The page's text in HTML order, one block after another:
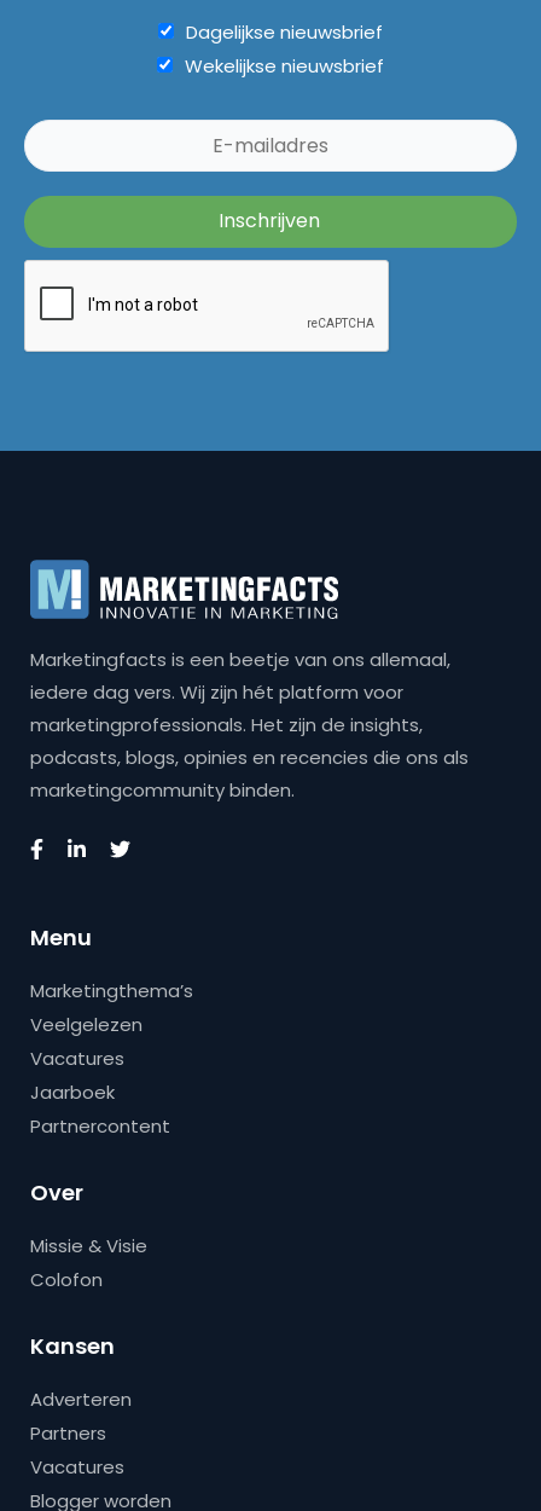
Dagelijkse nieuwsbrief
Wekelijkse nieuwsbrief
Marketingfacts is een beetje van ons allemaal,
iedere dag vers. Wij zijn hét platform voor
marketingprofessionals. Het zijn de insights,
podcasts, blogs, opinies en recencies die ons als
marketingcommunity binden.
Menu
Marketingthema’s
Veelgelezen
Vacatures
Jaarboek
Partnercontent
Over
Missie & Visie
Colofon
Kansen
Adverteren
Partners
Vacatures
Blogger worden